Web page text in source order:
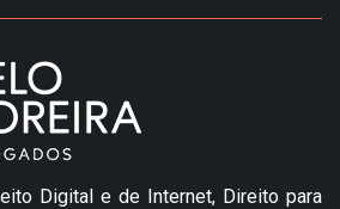
Digital e de Internet, Direito para